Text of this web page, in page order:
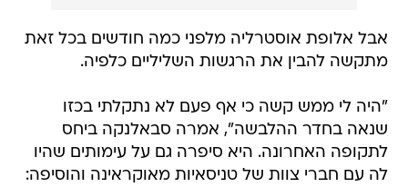
אבל אלופת אוסטרליה מלפני כמה חודשים בכל זאת
מתקשה להבין את הרגשות השליליים כלפיה.
"היה לי ממש קשה כי אף פעם לא נתקלתי בכזו
שנאה בחדר ההלבשה", אמרה סבאלנקה ביחס
לתקופה האחרונה. היא סיפרה גם על עימותים שהיו
לה עם חברי צוות של טניסאיות מאוקראינה והוסיפה: